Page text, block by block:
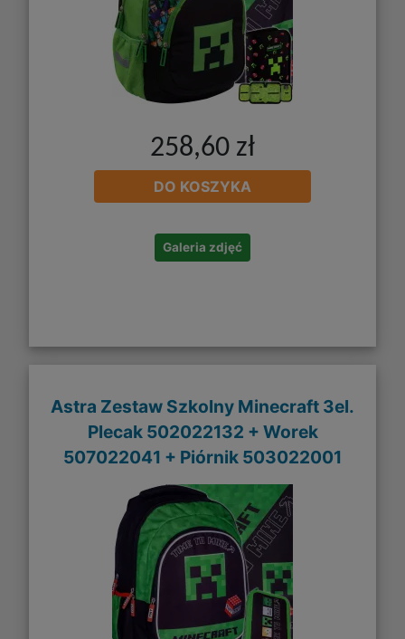
258,60 zł
DO KOSZYKA
Galeria zdjęć
Astra Zestaw Szkolny Minecraft 3el.
Plecak 502022132 + Worek
507022041 + Piórnik 503022001